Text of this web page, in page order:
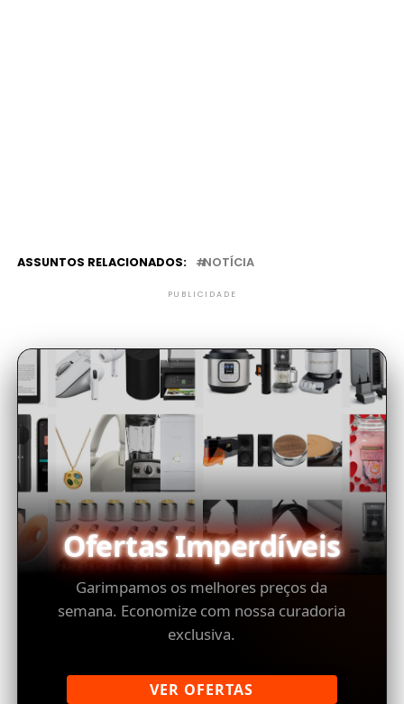
ASSUNTOS RELACIONADOS: NOTÍCIA
PUBLICIDADE
Ofertas Imperdíveis
Garimpamos os melhores preços da
semana. Economize com nossa curadoria
exclusiva.
VER OFERTAS